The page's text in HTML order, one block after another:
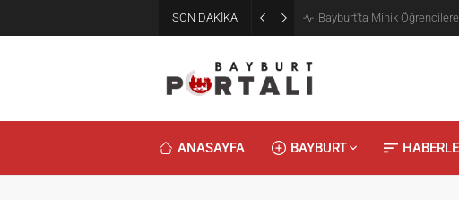
SON DAKİKA Bayburt’ta Minik
ANASAYFA BAYBURT